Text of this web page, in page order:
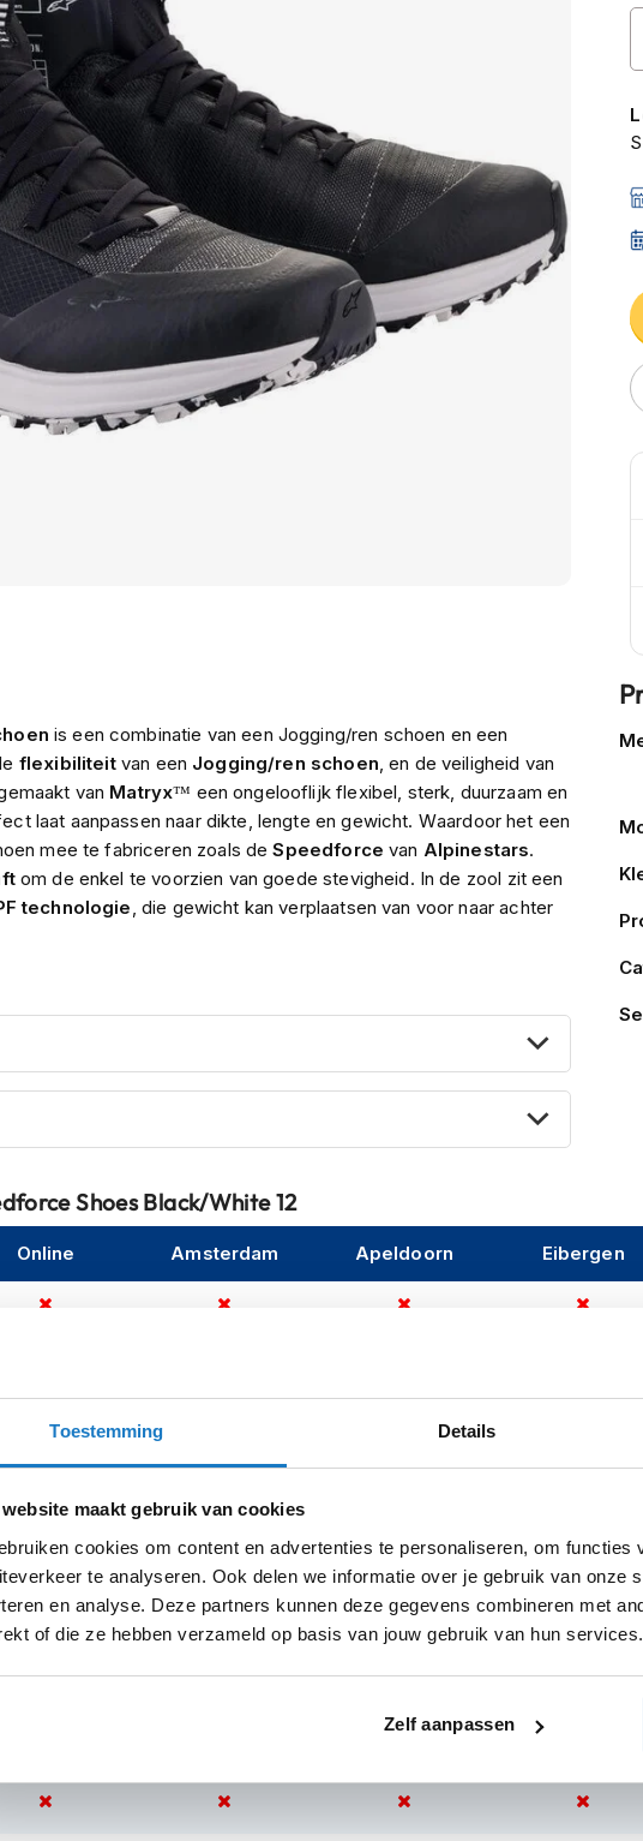
Toestemming Details
website maakt gebruik van cookies
cookies om content en advertenties te personaliseren, om functies
te analyseren. Ook delen we informatie over je gebruik van onze
en analyse. Deze partners kunnen deze gegevens combineren met
of die ze hebben verzameld op basis van jouw gebruik van hun services.
Zelf aanpassen
is een combinatie van een Jogging/ren schoen en een
flexibiliteitvan een Jogging/ren schoen, en de veiligheid van
van Matryx™ een ongelooflijk flexibel, sterk, duurzaam en
laat aanpassen naar dikte, lengte en gewicht. Waardoor het een
mee te fabriceren zoals deSpeedforce van Alpinestars.
om de enkel te voorzien van goede stevigheid. In de zool zit een
technologie, die gewicht kan verplaatsen van voor naar achter
Shoes Black/White 12
Online Amsterdam Apeldoorn Eibergen